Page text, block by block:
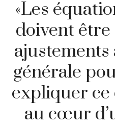
«Les
doivent être
générale
expliquer
au cœur